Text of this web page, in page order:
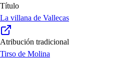
Título
La villana de Vallecas
Atribución tradicional
Tirso de Molina